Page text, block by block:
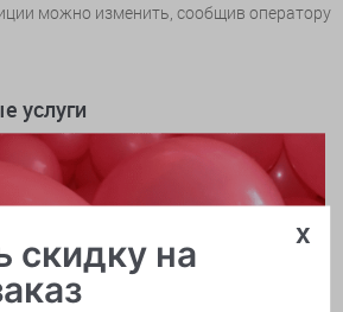
можно изменить, сообщив оператору
услуги
x
скидку на